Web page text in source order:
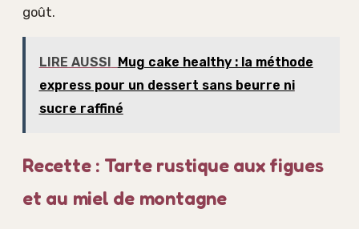
goût.
LIRE AUSSI Mug cake healthy : la méthode
express pour un dessert sans beurre ni
sucre raffiné
Recette : Tarte rustique aux figues
et au miel de montagne